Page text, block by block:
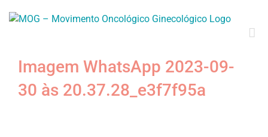
Imagem WhatsApp 2023-09-
30 às 20.37.28_e3f7f95a